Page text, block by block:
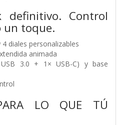
definitivo. Control
un toque.
diales personalizables
animada
3.0 + 1× USB-C) y base
LO QUE TÚ